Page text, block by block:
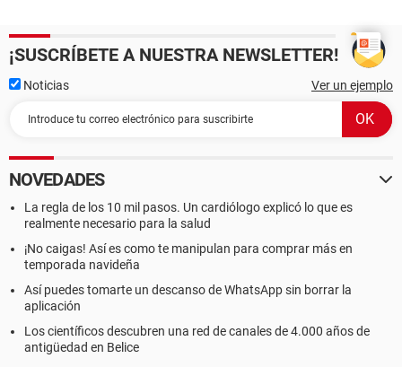
¡SUSCRÍBETE A NUESTRA NEWSLETTER!
Noticias Ver un ejemplo
NOVEDADES
La regla de los 10 mil pasos. Un cardiólogo explicó lo que es
realmente necesario para la salud
¡No caigas! Así es como te manipulan para comprar más en
temporada navideña
Así puedes tomarte un descanso de WhatsApp sin borrar la
aplicación
Los científicos descubren una red de canales de 4.000 años de
antigüedad en Belice